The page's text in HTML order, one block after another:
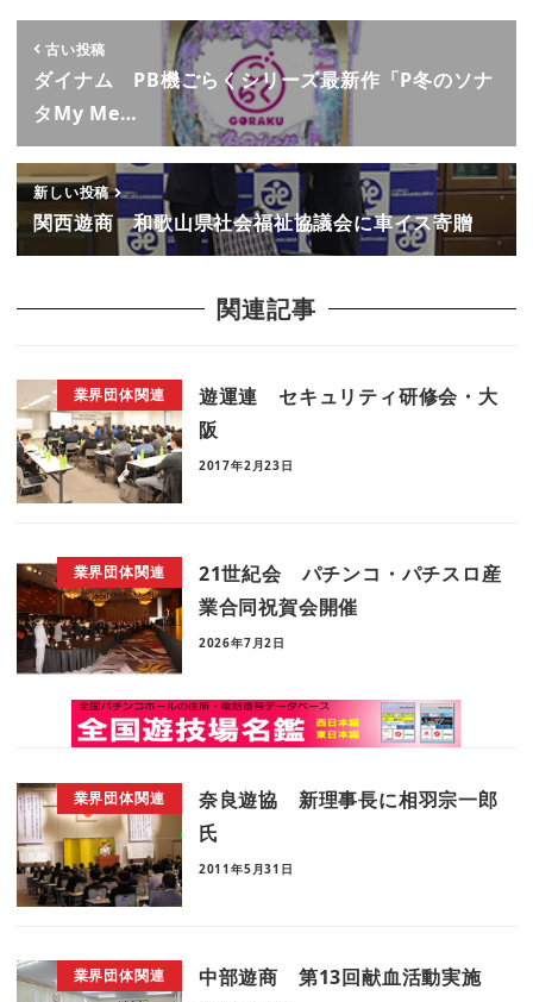
古い投稿
ダイナム PB機ごらくシリーズ最新作「P冬のソナ
タMy Me…
新しい投稿
関西遊商 和歌山県社会福祉協議会に車イス寄贈
関連記事
業界団体関連
遊運連 セキュリティ研修会・大
阪
2017年2月23日
業界団体関連
21世紀会 パチンコ・パチスロ産
業合同祝賀会開催
2026年7月2日
業界団体関連
奈良遊協 新理事長に相羽宗一郎
氏
2011年5月31日
業界団体関連 中部遊商 第13回献血活動実施